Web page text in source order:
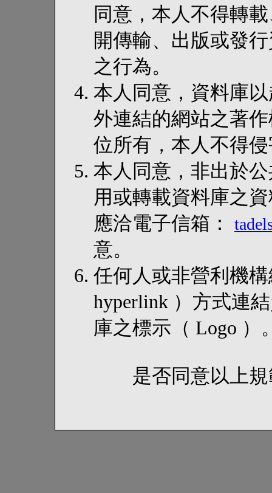
同意，本人不得轉
開傳輸、出版或發
之行為。
本人同意，資料庫
外連結的網站之著
位所有，本人不得
本人同意，非出於
用或轉載資料庫之
應洽電子信箱：
意。
任何人或非營利機
hyperlink ）方式連
庫之標示（ Logo ）
是否同意以上